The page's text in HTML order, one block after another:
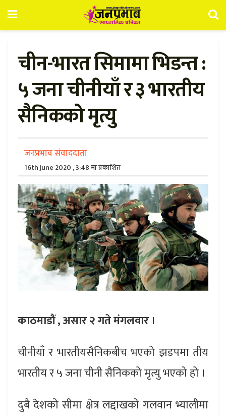
चीन-भारत सिमामा भिडन्त :
५ जना चीनीयाँ र ३ भारतीय
सैनिकको मृत्यु
जनप्रभाव संवाददाता
16th June 2020 , 3:48 मा प्रकाशित
काठमाडौं , असार२ गते मंगलवार ।
चीनीयाँ र भारतीयसैनिकबीच भएको झडपमा तीय
भारतीय र ५ जना चीनी सैनिकको मृत्यु भएको हो ।
दुबै देशको सीमा क्षेत्र लद्दाखको गलवान भ्यालीमा